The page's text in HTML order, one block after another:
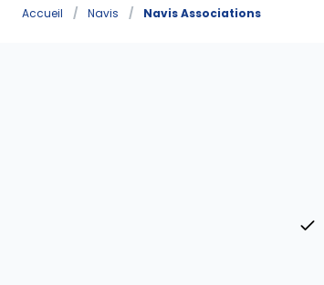
Accueil / Navis / Navis Associations